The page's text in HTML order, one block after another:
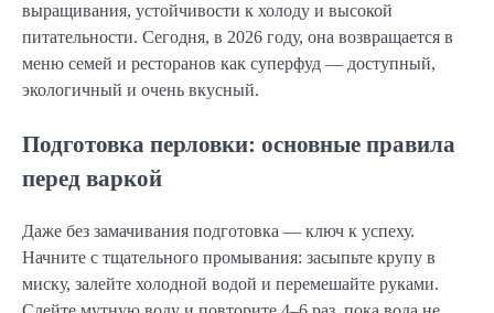
выращивания, устойчивости к холоду и высокой
питательности. Сегодня, в 2026 году, она возвращается в
меню семей и ресторанов как суперфуд — доступный,
экологичный и очень вкусный.
Подготовка перловки: основные правила
перед варкой
Даже без замачивания подготовка — ключ к успеху.
Начните с тщательного промывания: засыпьте крупу в
миску, залейте холодной водой и перемешайте руками.